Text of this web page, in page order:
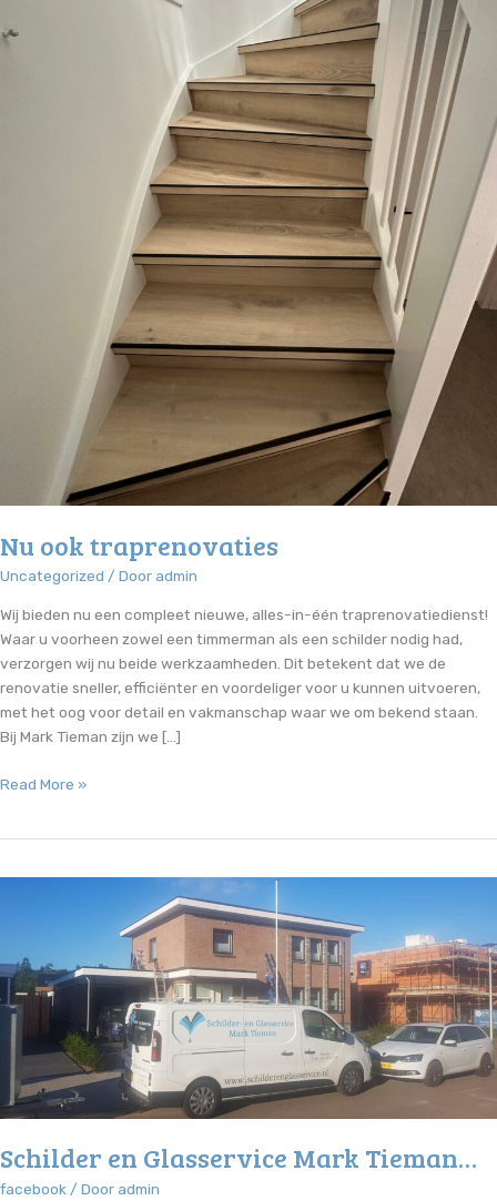
Nu ook traprenovaties
Uncategorized / Door admin
Wij bieden nu een compleet nieuwe, alles-in-één traprenovatiedienst!
Waar u voorheen zowel een timmerman als een schilder nodig had,
verzorgen wij nu beide werkzaamheden. Dit betekent dat we de
renovatie sneller, efficiënter en voordeliger voor u kunnen uitvoeren,
met het oog voor detail en vakmanschap waar we om bekend staan.
Bij Mark Tieman zijn we […]
Nu
Read More »
Schilder en Glasservice Mark Tieman…
facebook / Door admin